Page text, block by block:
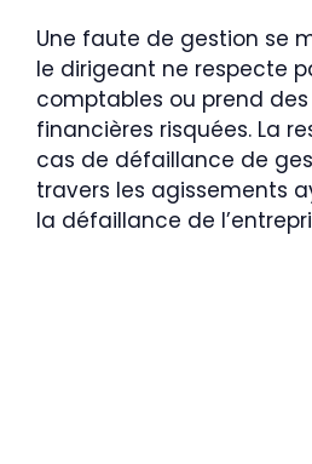
Une faute de gestion se
le dirigeant ne respecte
comptables ou prend
financières risquées. La
cas de défaillance de
travers les agissements
la défaillance de